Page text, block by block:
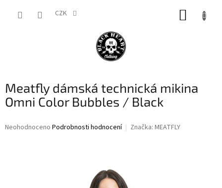
CZK
Meatfly dámská technická mikina
Omni Color Bubbles / Black
Průměrné
Neohodnoceno Podrobnosti hodnocení Značka: MEATFLY